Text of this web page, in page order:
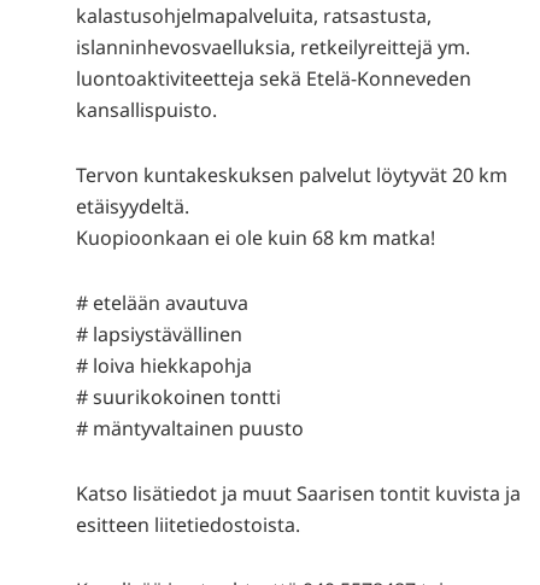
kalastusohjelmapalveluita, ratsastusta,
islanninhevosvaelluksia, retkeilyreittejä ym.
luontoaktiviteetteja sekä Etelä-Konneveden
kansallispuisto.
Tervon kuntakeskuksen palvelut löytyvät 20 km
etäisyydeltä.
Kuopioonkaan ei ole kuin 68 km matka!
# etelään avautuva
# lapsiystävällinen
# loiva hiekkapohja
# suurikokoinen tontti
# mäntyvaltainen puusto
Katso lisätiedot ja muut Saarisen tontit kuvista ja
esitteen liitetiedostoista.